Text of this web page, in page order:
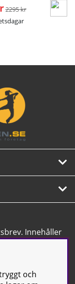
Ordinarie pris:
2295 kr
Innehåller
och